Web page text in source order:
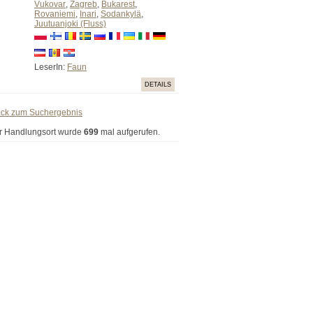
Vukovar, Zagreb, Bukarest,
Rovaniemi, Inari, Sodankylä,
Juutuanjoki (Fluss)
LeserIn: Faun
DETAILS
zum Suchergebnis
Handlungsort wurde 699 mal aufgerufen.